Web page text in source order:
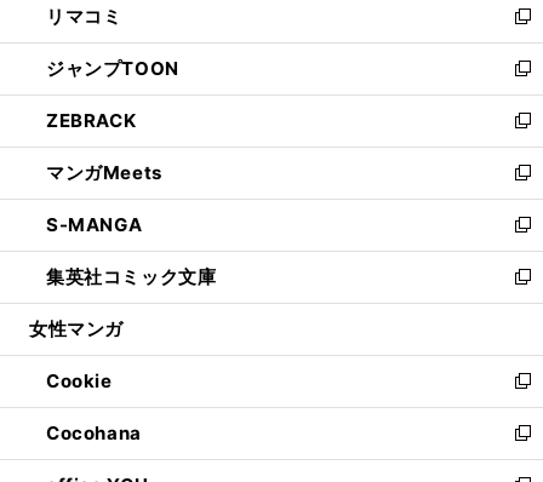
で
開
く
ド
ウ
で
開
く
ィ
ン
ド
ウ
で
開
く
い
ウ
ィ
ン
ド
ウ
で
開
く
リマコミ
新
し
い
ウ
ィ
ン
ド
ウ
で
開
く
ジャンプTOON
新
し
い
ウ
ィ
ン
ド
ウ
で
開
ZEBRACK
新
し
い
ウ
ィ
ン
ド
ウ
開
く
マンガMeets
新
し
い
ウ
ィ
ン
ウ
で
開
く
S-MANGA
新
し
い
ウ
ン
ド
ウ
で
開
集英社コミック文庫
新
し
ウ
ィ
ン
ド
ウ
女性マンガ
Cookie
新
し
い
ウ
Cocohana
新
し